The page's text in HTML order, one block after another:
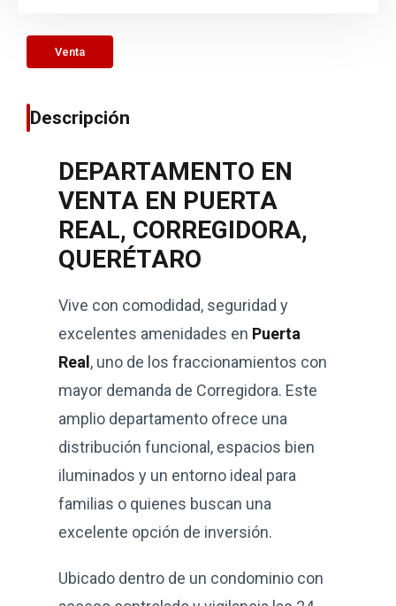
Venta
Descripción
DEPARTAMENTO EN
VENTA EN PUERTA
REAL, CORREGIDORA,
QUERÉTARO
Vive con comodidad, seguridad y
excelentes amenidades en Puerta
Real , uno de los fraccionamientos con
mayor demanda de Corregidora. Este
amplio departamento ofrece una
distribución funcional, espacios bien
iluminados y un entorno ideal para
familias o quienes buscan una
excelente opción de inversión.
Ubicado dentro de un condominio con